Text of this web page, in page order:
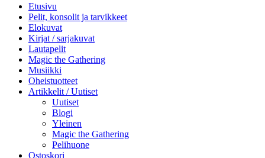
Etusivu
Pelit, konsolit ja tarvikkeet
Elokuvat
Kirjat / sarjakuvat
Lautapelit
Magic the Gathering
Musiikki
Oheistuotteet
Artikkelit / Uutiset
Uutiset
Blogi
Yleinen
Magic the Gathering
Pelihuone
Ostoskori